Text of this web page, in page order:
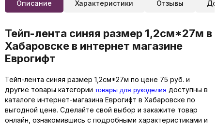
Описание Характеристики Отзывы
Тейп-лента синяя размер 1,2см*27м в
Хабаровске в интернет магазине
Еврогифт
Тейп-лента синяя размер 1,2см*27м по цене 75 руб. и
другие товары категории товары для рукоделия доступны в
каталоге интернет-магазина Еврогифт в Хабаровске по
выгодной цене. Сделайте свой выбор и закажите товар
онлайн, ознакомившись с подробными характеристиками и